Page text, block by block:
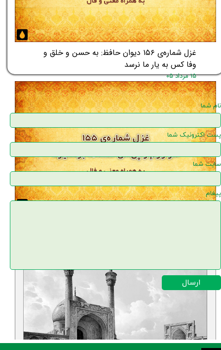
غزل شماره‌ی ۱۵۶ دیوان حافظ: به حسن و خلق و
وفا کس به یار ما نرسد
۱۵ مرداد ۰۵
نام شما
پست اکترونیک شما
سایت شما
پیغام
ارسال